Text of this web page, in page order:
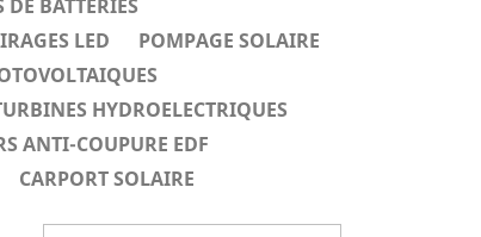
DE BATTERIES
LED
POMPAGE SOLAIRE
HYDROELECTRIQUES
ANTI-COUPURE EDF
CARPORT SOLAIRE